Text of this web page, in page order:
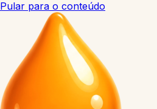
Pular para o conteúdo